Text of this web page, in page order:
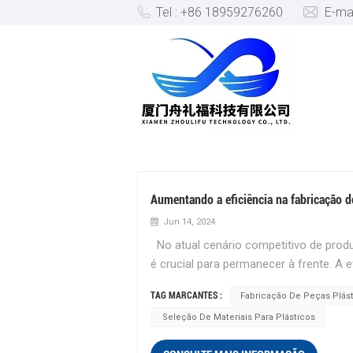
Tel : +86 18959276260 E-
SELEÇÃO DE MATERIAIS
Aumentando a eficiência na fabricação
Jun 14, 2024
No atual cenário competitivo de
é crucial para permanecer à frente. A
importantes para aumentar a
Otimize a seleção de materiais A
plásticas. Diferentes plásticos têm
TAG MARCANTES : Fabricação De Peças
Seleção De Materiais Para Plásticos